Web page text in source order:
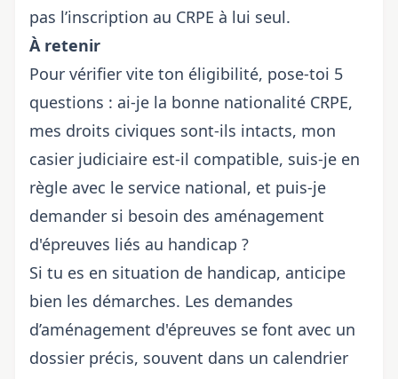
pas l’inscription au CRPE à lui seul.
À retenir
Pour vérifier vite ton éligibilité, pose-toi 5
questions : ai-je la bonne nationalité CRPE,
mes droits civiques sont-ils intacts, mon
casier judiciaire est-il compatible, suis-je en
règle avec le service national, et puis-je
demander si besoin des aménagement
d'épreuves liés au handicap ?
Si tu es en situation de handicap, anticipe
bien les démarches. Les demandes
d’aménagement d'épreuves se font avec un
dossier précis, souvent dans un calendrier